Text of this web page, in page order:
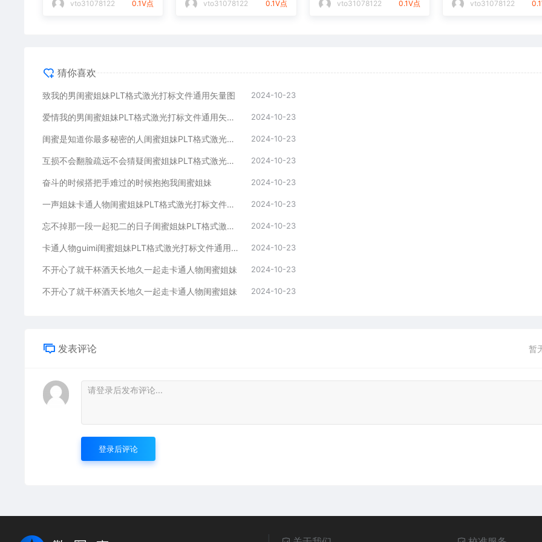
vto31078122 0.1V点 vto31078122 0.1V点 vto31078122 0.1V点 vto31078122
猜你喜欢
致我的男闺蜜姐妹PLT格式激光打标文件通用矢量图 2024-10-23
爱情我的男闺蜜姐妹PLT格式激光打标文件通用矢量图 2024-10-23
闺蜜是知道你最多秘密的人闺蜜姐妹PLT格式激光打标文件通用矢量图 2024-10-23
互损不会翻脸疏远不会猜疑闺蜜姐妹PLT格式激光打标文件通用矢量图 2024-10-23
奋斗的时候搭把手难过的时候抱抱我闺蜜姐妹 2024-10-23
一声姐妹卡通人物闺蜜姐妹PLT格式激光打标文件通用矢量图 2024-10-23
忘不掉那一段一起犯二的日子闺蜜姐妹PLT格式激光打标文件通用矢量图 2024-10-23
卡通人物guimi闺蜜姐妹PLT格式激光打标文件通用矢量图 2024-10-23
不开心了就干杯酒天长地久一起走卡通人物闺蜜姐妹 2024-10-23
不开心了就干杯酒天长地久一起走卡通人物闺蜜姐妹 2024-10-23
发表评论 暂
登录后评论